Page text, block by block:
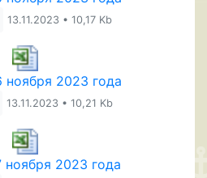
13.11.2023 • 10,17 Kb
2023 года
13.11.2023 • 10,21 Kb
2023 года